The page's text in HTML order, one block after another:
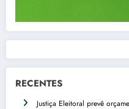
RECENTES
Justiça Eleitoral prevê